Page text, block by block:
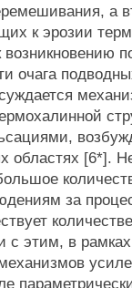
а
к эрозии
возникновению
очага
областях [6*].
за
с этим, в